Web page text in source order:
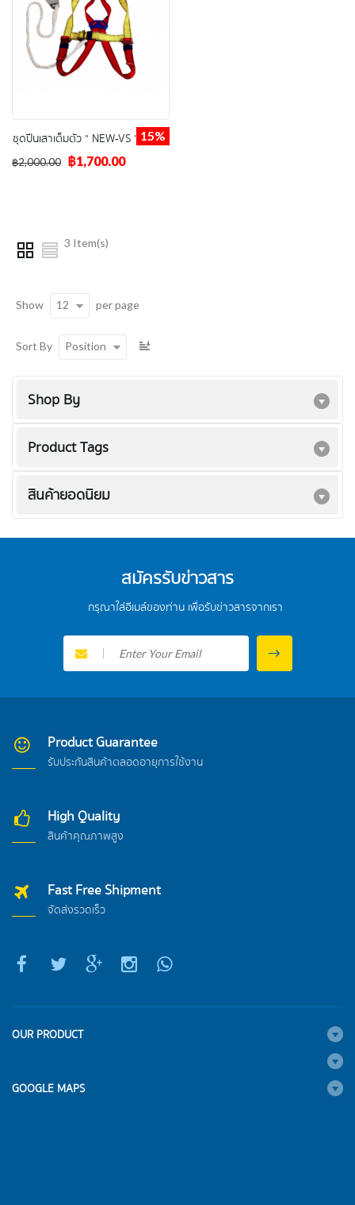
ชุดปีนเสาเต็มตัว " NEW-VS " 15%
฿2,000.00 ฿1,700.00
3 Item(s)
Show 12 per page
Sort By Position
Shop By
Product Tags
สินค้ายอดนิยม
สมัครรับข่าวสาร
กรุณาใส่อีเมล์ของท่าน เพื่อรับข่าวสารจากเรา
Product Guarantee
รับประกันสินค้าตลอดอายุการใช้งาน
High Quality
สินค้าคุณภาพสูง
Fast Free Shipment
จัดส่งรวดเร็ว
OUR PRODUCT
GOOGLE MAPS